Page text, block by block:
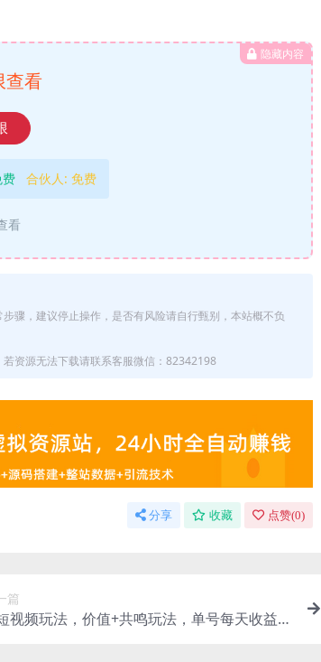
隐藏内容
查看
合伙人: 免费
看
骤，建议停止操作，是否有风险请自行甄别，本站概不负
资源无法下载请联系客服微信：82342198
分享 收藏 点赞(0)
篇
视频玩法，价值+共鸣玩法，单号每天收益7